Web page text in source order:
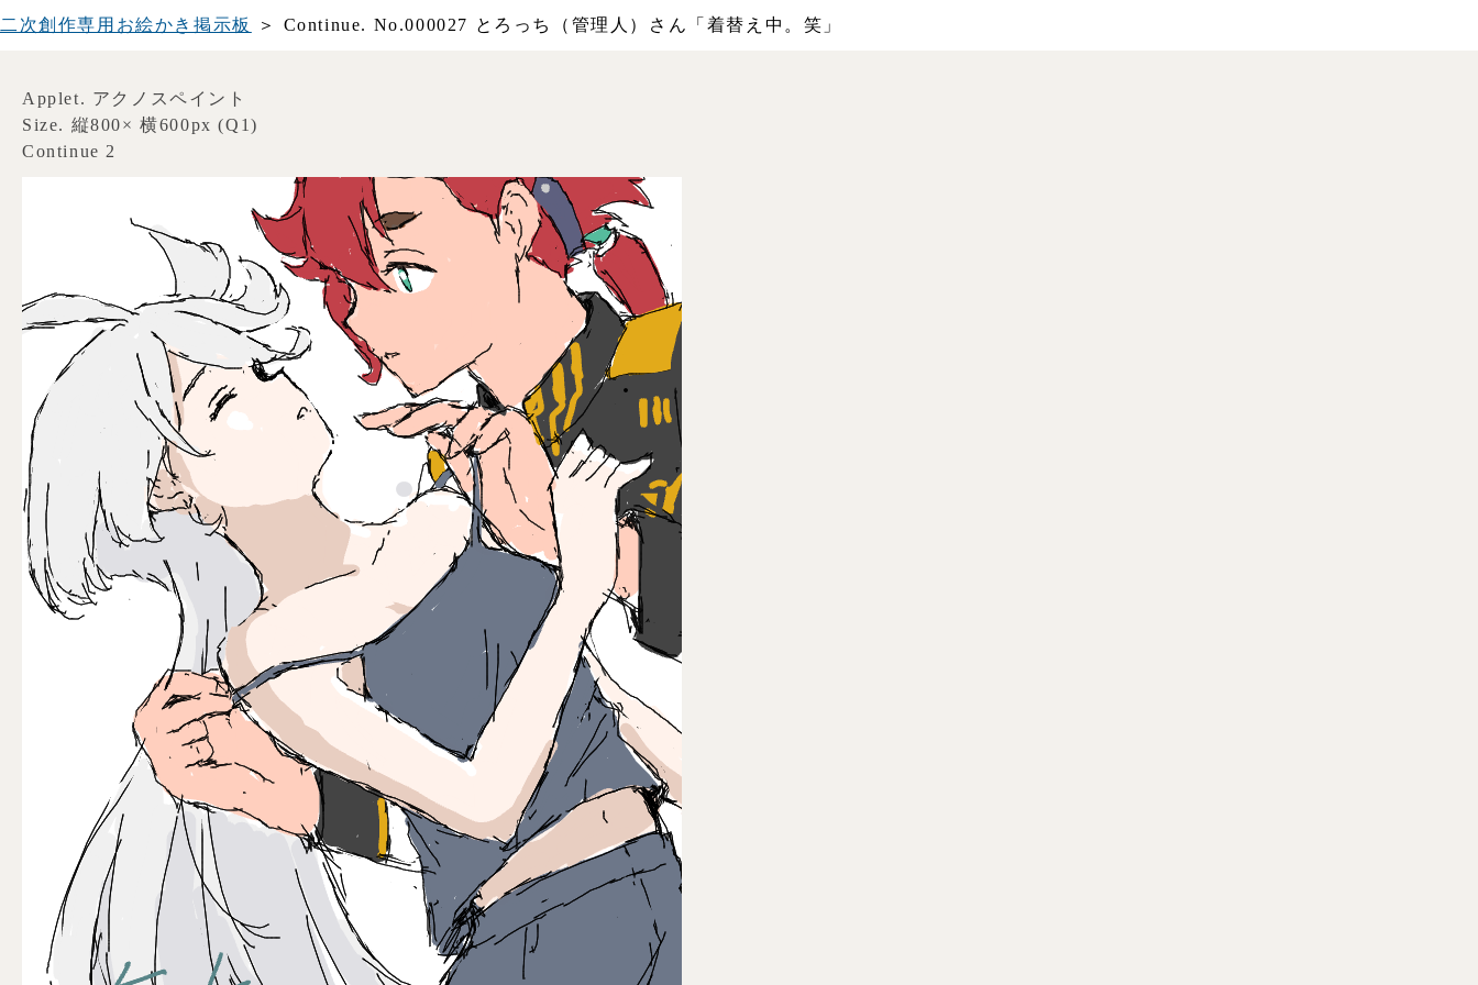
二次創作専用お絵かき掲示板 ＞ Continue. No.000027 とろっち（管理人）さん「着替え中。笑」
Applet. アクノスペイント
Size. 縦800× 横600px (Q1)
Continue 2